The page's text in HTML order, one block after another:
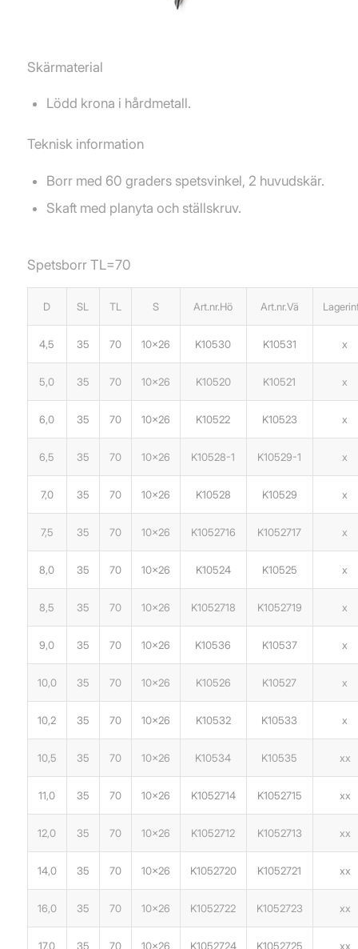
Skärmaterial
Lödd krona i hårdmetall.
Teknisk information
Borr med 60 graders spetsvinkel, 2 huvudskär.
Skaft med planyta och ställskruv.
Spetsborr TL=70
D SL TL S Art.nr.Hö Art.nr.Vä
4,5 35 70 10×26 K10530 K10531 x
5,0 35 70 10×26 K10520 K10521 x
6,0 35 70 10×26 K10522 K10523 x
6,5 35 70 10×26 K10528-1 K10529-1 x
7,0 35 70 10×26 K10528 K10529 x
7,5 35 70 10×26 K1052716 K1052717 x
8,0 35 70 10×26 K10524 K10525 x
8,5 35 70 10×26 K1052718 K1052719 x
9,0 35 70 10×26 K10536 K10537 x
10,0 35 70 10×26 K10526 K10527 x
10,2 35 70 10×26 K10532 K10533 x
10,5 35 70 10×26 K10534 K10535 xx
11,0 35 70 10×26 K1052714 K1052715 xx
12,0 35 70 10×26 K1052712 K1052713 xx
14,0 35 70 10×26 K1052720 K1052721 xx
16,0 35 70 10×26 K1052722 K1052723 xx
17,0 35 70 10×26 K1052724 K1052725 xx